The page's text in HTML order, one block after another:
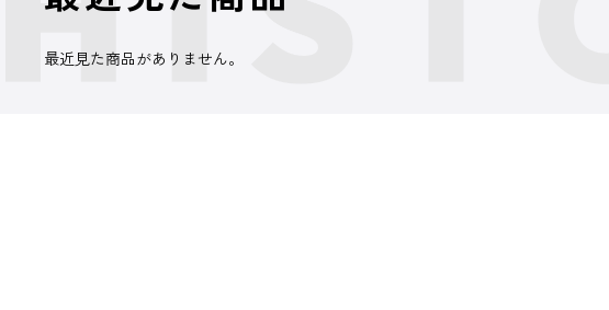
最近見た商品がありません。